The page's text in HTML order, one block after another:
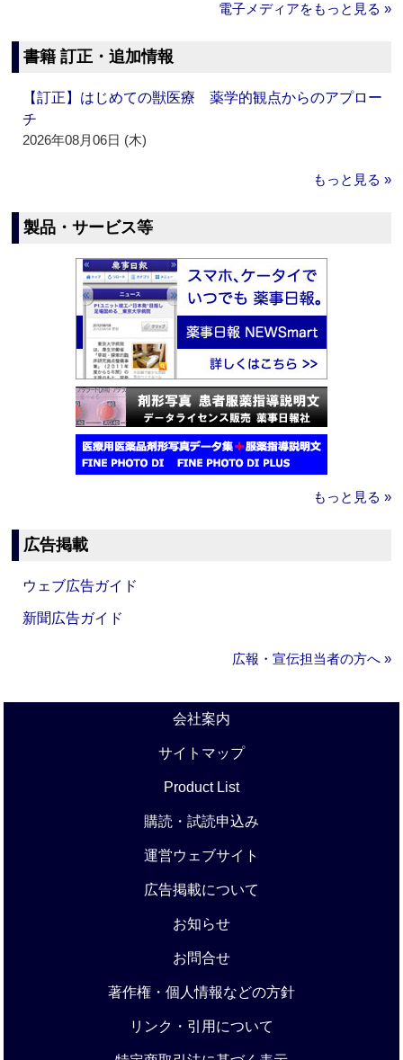
電子メディアをもっと見る »
書籍 訂正・追加情報
【訂正】はじめての獣医療 薬学的観点からのアプロー
チ
2026年08月06日 (木)
もっと見る »
製品・サービス等
もっと見る »
広告掲載
ウェブ広告ガイド
新聞広告ガイド
広報・宣伝担当者の方へ »
会社案内
サイトマップ
Product List
購読・試読申込み
運営ウェブサイト
広告掲載について
お知らせ
お問合せ
著作権・個人情報などの方針
リンク・引用について